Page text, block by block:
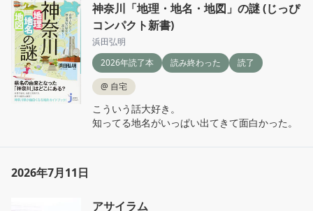
相変わらず縛ってこようとして時たま連絡して
くるけど、全部適当にあしらってる。じゃなき
ゃ心が持たない。
私は今まで警察にお世話になったことも、学校
に親が呼び出されたこともない。もちろん殺人
も犯したことはない。
でも人間誰しも、心がプツンと切れた時、何を
するか分からない。私はたまたまあの時プツン
と切れてビールを自分が被っただけで済んだけ
は同情しかない。刑期を終えて戻ってきたら、
なさそう。
だからこそこの本を読もうと思ったのに全然頭
に入ってこないなんて！
神奈川「地理・地名・地図」の謎 (じっぴ
コンパクト新書)
浜田弘明
2026年読了本
読み終わった
読了
@ 自宅
こういう話大好き。
知ってる地名がいっぱい出てきて面白かった。
2026年7月11日
アサイラム